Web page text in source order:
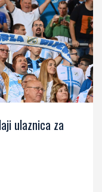
ulaznica za